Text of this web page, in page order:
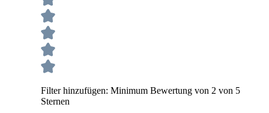
Filter hinzufügen: Minimum Bewertung von 2 von 5
Sternen